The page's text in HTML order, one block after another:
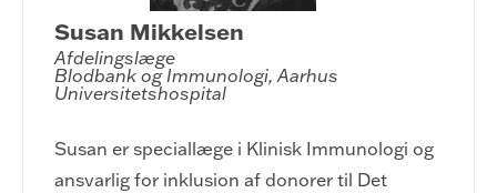
Susan Mikkelsen
Afdelingslæge
Blodbank og Immunologi, Aarhus
Universitetshospital
Susan er speciallæge i Klinisk Immunologi og
ansvarlig for inklusion af donorer til Det